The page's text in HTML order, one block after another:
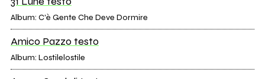
Album: C'è Gente Che Deve Dormire
Amico Pazzo testo
Album: Lostilelostile